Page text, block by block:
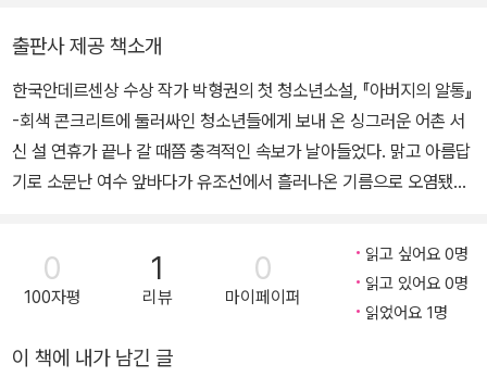
상을 받았다.
출판사 제공 책소개
한국안데르센상 수상 작가 박형권의 첫 청소년소설, 『아버지의 알통』
-회색 콘크리트에 둘러싸인 청소년들에게 보내 온 싱그러운 어촌 서
신 설 연휴가 끝나 갈 때쯤 충격적인 속보가 날아들었다. 맑고 아름답
기로 소문난 여수 앞바다가 유조선에서 흘러나온 기름으로 오염됐다
변했던 태안의 악몽이 되살아난 순간이었다. 비단 바다뿐만이 아니
다. 지금 이 순간에도, 다음 세대에게 물려줘야 할 우리 강산은 오염과
개발로 신음하고 있다. 단순한 자연의 의미를 넘어 누군가에게는 소
대한민국은 ‘촌(村)’스런 구석이라고는 찾아볼 수 없는 나라가 되어
0
100자평
1
리뷰
0
마이페이퍼
읽고 싶어요 0명
읽고 있어요 0명
읽었어요 1명
이 책에 내가 남긴 글